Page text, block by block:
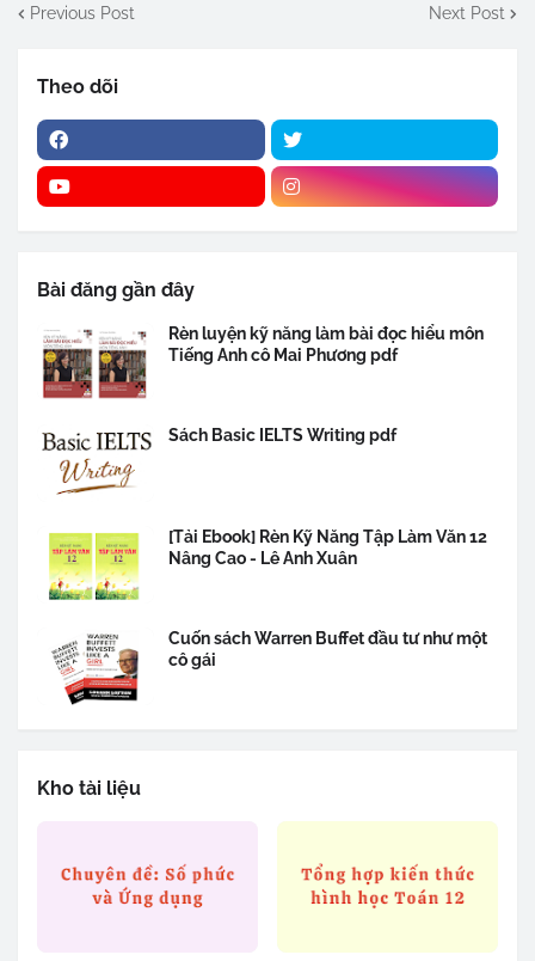
Previous Post Next Post
Theo dõi
Bài đăng gần đây
Rèn luyện kỹ năng làm bài đọc hiểu môn
Tiếng Anh cô Mai Phương pdf
Sách Basic IELTS Writing pdf
[Tải Ebook] Rèn Kỹ Năng Tập Làm Văn 12
Nâng Cao - Lê Anh Xuân
Cuốn sách Warren Buffet đầu tư như một
cô gái
Kho tài liệu